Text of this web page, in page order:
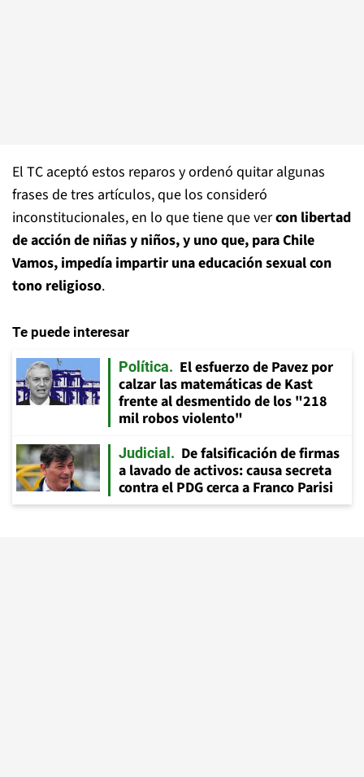
El TC aceptó estos reparos y ordenó quitar algunas
frases de tres artículos, que los consideró
inconstitucionales, en lo que tiene que vercon libertad
de acción de niñas y niños, y uno que, para Chile
Vamos, impedía impartir una educación sexual con
tono religioso.
Te puede interesar
Política
El esfuerzo de Pavez por
calzar las matemáticas de Kast
frente al desmentido de los "218
mil robos violento"
Judicial
De falsificación de firmas
a lavado de activos: causa secreta
contra el PDG cerca a Franco Parisi